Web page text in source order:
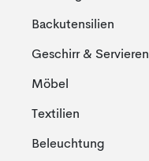
Backutensilien
Geschirr & Servieren
Möbel
Textilien
Beleuchtung